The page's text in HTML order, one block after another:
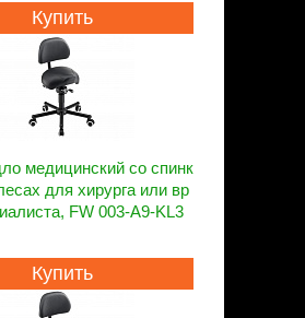
Купить
медицинский со спинк
для хирурга или вр
FW 003-A9-KL3
Купить